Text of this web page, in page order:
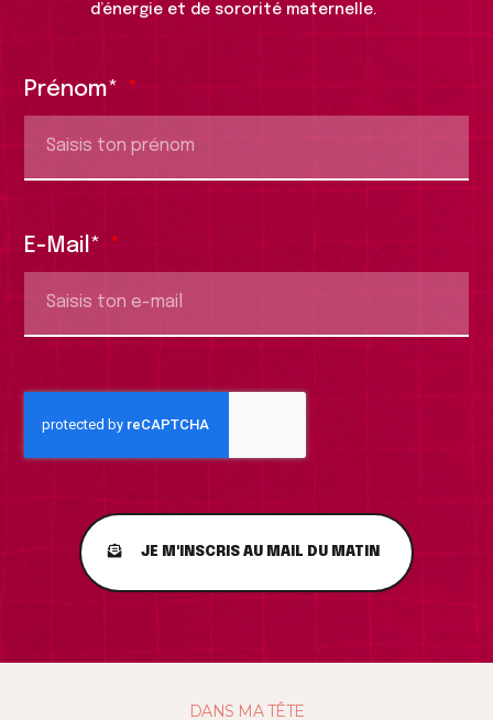
d’énergie et de sororité maternelle.
Prénom*
E-Mail*
JE M'INSCRIS AU MAIL DU MATIN
DANS MA TÊTE